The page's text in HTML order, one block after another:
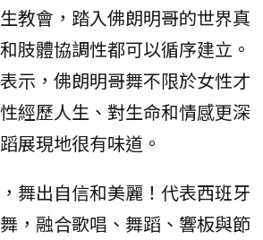
教會，踏入佛朗明哥的世界真
肢體協調性都可以循序建立。
示，佛朗明哥舞不限於女性才
經歷人生、對生命和情感更深
展現地很有味道。
舞出自信和美麗！代表西班牙
，融合歌唱、舞蹈、響板與節